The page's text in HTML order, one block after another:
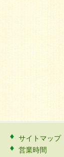
サイトマップ
営業時間